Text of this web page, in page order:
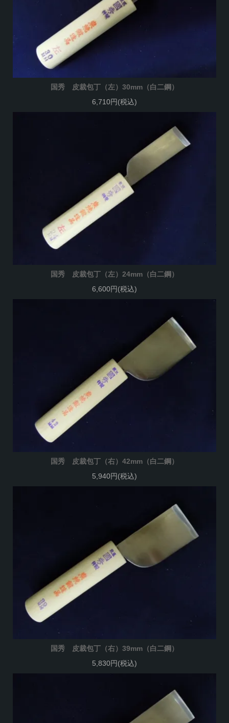
国秀 皮裁包丁（左）30mm（白二鋼）
6,710円(税込)
国秀 皮裁包丁（左）24mm（白二鋼）
6,600円(税込)
国秀 皮裁包丁（右）42mm（白二鋼）
5,940円(税込)
国秀 皮裁包丁（右）39mm（白二鋼）
5,830円(税込)